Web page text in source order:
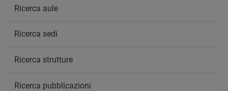
Ricerca aule
Ricerca sedi
Ricerca strutture
Ricerca pubblicazioni